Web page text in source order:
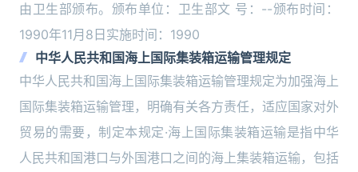
由卫生部颁布。颁布单位：卫生部文 号：--颁布时间：
1990年11月8日实施时间：1990
中华人民共和国海上国际集装箱运输管理规定
中华人民共和国海上国际集装箱运输管理规定为加强海上
国际集装箱运输管理，明确有关各方责任，适应国家对外
贸易的需要，制定本规定·海上国际集装箱运输是指中华
人民共和国港口与外国港口之间的海上集装箱运输，包括